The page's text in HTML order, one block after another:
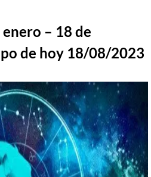
– 18 de
de hoy 18/08/2023